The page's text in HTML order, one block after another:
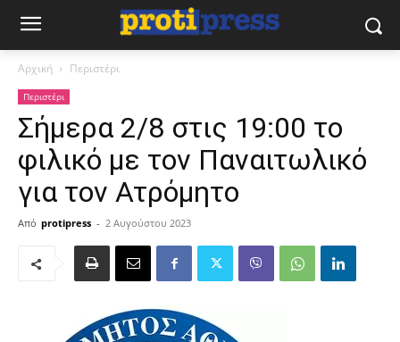
Αρχική Περιστέρι
Περιστέρι
Σήμερα 2/8 στις 19:00 το
φιλικό με τον Παναιτωλικό
για τον Ατρόμητο
Από protipress - 2 Αυγούστου 2023